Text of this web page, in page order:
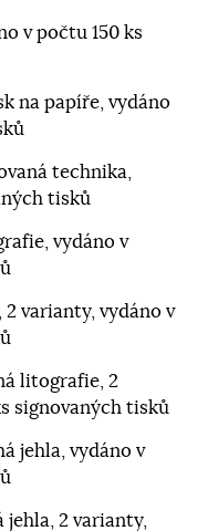
v počtu 150 ks
na papíře, vydáno
technika,
tisků
vydáno v
2 varianty, vydáno v
litografie, 2
signovaných tisků
jehla, vydáno v
jehla, 2 varianty,